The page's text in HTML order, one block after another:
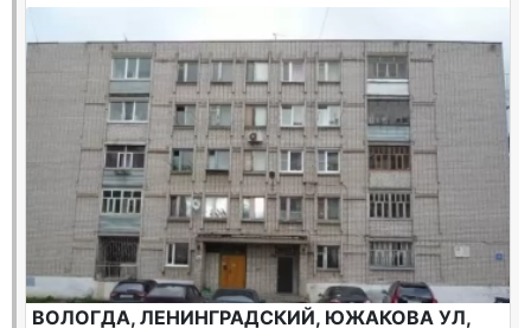
ВОЛОГДА, ЛЕНИНГРАДСКИЙ, ЮЖАКОВА УЛ,